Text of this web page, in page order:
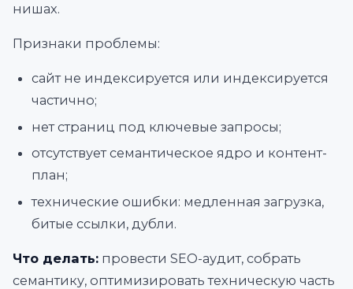
нишах.
Признаки проблемы:
сайт не индексируется или индексируется
частично;
нет страниц под ключевые запросы;
отсутствует семантическое ядро и контент-
план;
технические ошибки: медленная загрузка,
битые ссылки, дубли.
Что делать: провести SEO-аудит, собрать
семантику, оптимизировать техническую часть